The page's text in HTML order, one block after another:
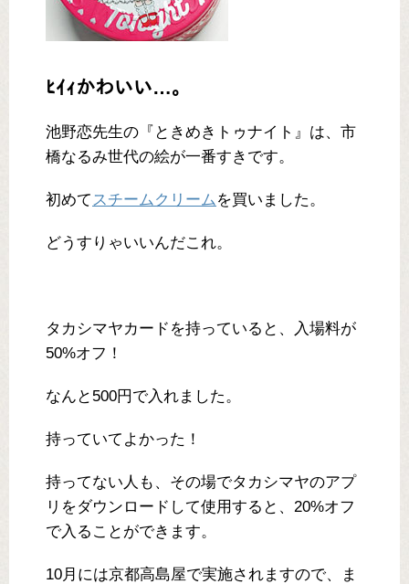
ﾋｲｨかわいい…。
池野恋先生の『ときめきトゥナイト』は、市
橋なるみ世代の絵が一番すきです。
初めてスチームクリームを買いました。
どうすりゃいいんだこれ。
タカシマヤカードを持っていると、入場料が
50%オフ！
なんと500円で入れました。
持っていてよかった！
持ってない人も、その場でタカシマヤのアプ
リをダウンロードして使用すると、20%オフ
で入ることができます。
10月には京都高島屋で実施されますので、ま